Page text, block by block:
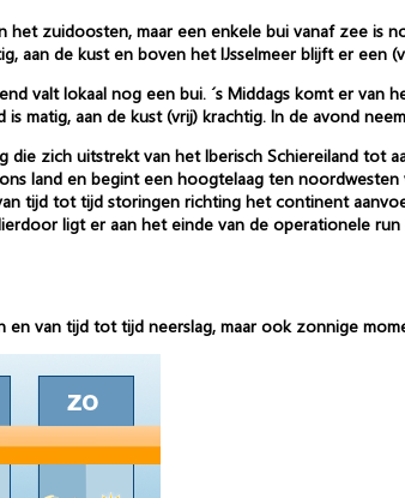
zuidoosten, maar een enkele bui vanaf zee is
aan de kust en boven het IJsselmeer blijft er een
valt lokaal nog een bui. ´s Middags komt er
matig, aan de kust (vrij) krachtig. In de avond
zich uitstrekt van het Iberisch Schiereiland tot
land en begint een hoogtelaag ten
tijd tot tijd storingen richting het continent
ligt er aan het einde van de operationele
en van tijd tot tijd neerslag, maar ook zonnige